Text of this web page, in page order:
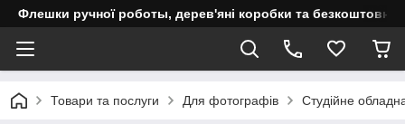
Флешки ручної роботы, дерев'яні коробки та безкоштовне
Товари та послуги Для фотографів Студійне